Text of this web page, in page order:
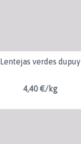
Lentejas verdes dupuy
4,40 €/kg